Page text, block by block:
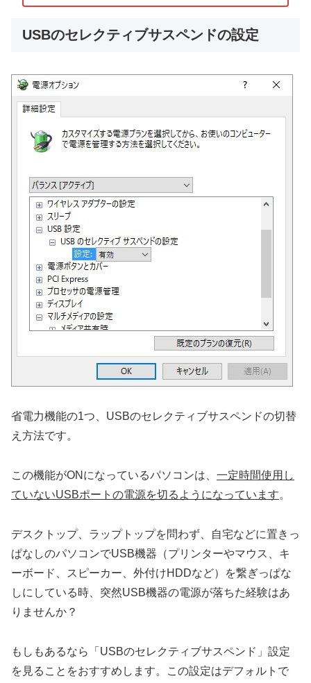
USBのセレクティブサスペンドの設定
省電力機能の1つ、USBのセレクティブサスペンドの切替
え方法です。
この機能がONになっているパソコンは、 一定時間使用し
ていないUSBポートの電源を切るようになっています。
デスクトップ、ラップトップを問わず、自宅などに置きっ
ぱなしのパソコンでUSB機器（プリンターやマウス、キ
ーボード、スピーカー、外付けHDDなど）を繋ぎっぱな
しにしている時、突然USB機器の電源が落ちた経験はあ
りませんか？
もしもあるなら「USBのセレクティブサスペンド」設定
を見ることをおすすめします。この設定はデフォルトで